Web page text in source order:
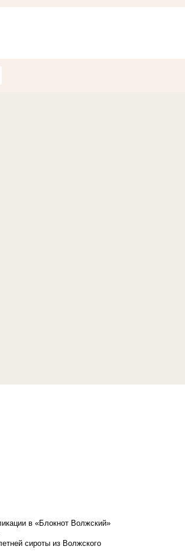
в «Блокнот Волжский»
сироты из Волжского